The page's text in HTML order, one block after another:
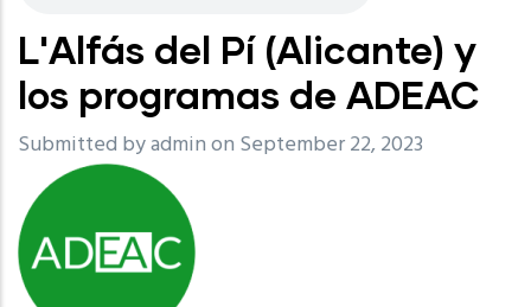
L'Alfás del Pí (Alicante) y
los programas de ADEAC
Submitted byadminon September 22, 2023